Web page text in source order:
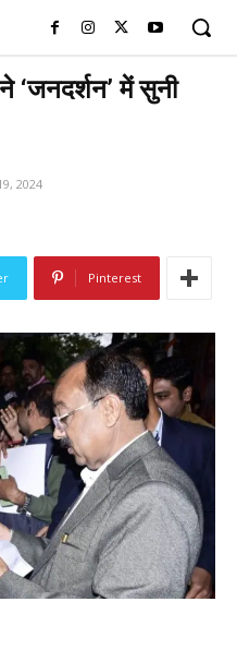
‘जनदर्शन’ में सुनी
2024
Pinterest